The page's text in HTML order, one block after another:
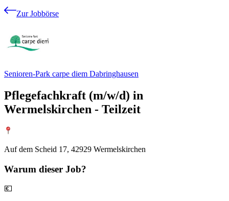
Zur Jobbörse
Senioren-Park carpe diem Dabringhausen
Pflegefachkraft (m/w/d) in
Wermelskirchen - Teilzeit
Auf dem Scheid 17, 42929 Wermelskirchen
Warum dieser Job?
💶